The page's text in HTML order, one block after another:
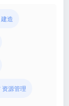
造
资源管理